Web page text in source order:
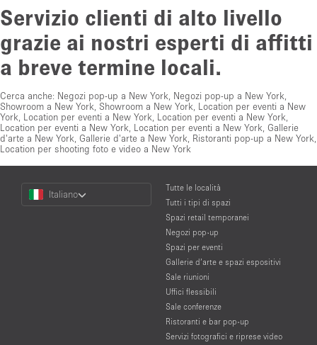
Servizio clienti di alto livello
grazie ai nostri esperti di affitti
a breve termine locali.
Cerca anche: Negozi pop-up a New York Negozi pop-up a New York
Showroom a New York Showroom a New York Location per eventi a New
York Location per eventi a New York Location per eventi a New York
Location per eventi a New York Location per eventi a New York Gallerie
d'arte a New York Gallerie d'arte a New York Ristoranti pop-up a New York
Location per shooting foto e video a New York
Choose
Language
Italiano
Tutte le località
Tutti i tipi di spazi
Spazi retail temporanei
Negozi pop-up
Spazi per eventi
Gallerie d’arte e spazi espositivi
Sale riunioni
Uffici flessibili
Sale conferenze
Ristoranti e bar pop-up
Servizi fotografici e riprese video